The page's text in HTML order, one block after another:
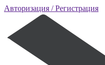
Авторизация / Регистрация